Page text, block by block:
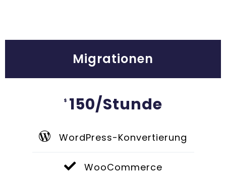
Migrationen
$ 150/Stunde
WordPress-Konvertierung
WooCommerce